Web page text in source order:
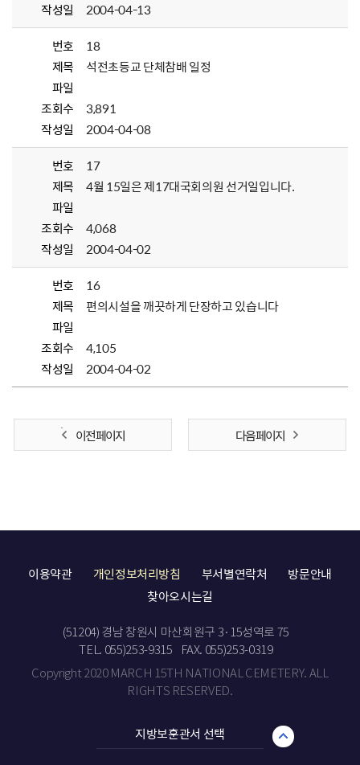
작성일
2004-04-13
번호
18
제목
석전초등교 단체참배 일정
파일
조회수
3,891
작성일
2004-04-08
번호
17
제목
4월 15일은 제17대국회의원 선거일입니다.
파일
조회수
4,068
작성일
2004-04-02
번호
16
제목
편의시설을 깨끗하게 단장하고 있습니다
파일
조회수
4,105
작성일
2004-04-02
이전 페이지 다음 페이지
이용약관 개인정보처리방침 부서별연락처
방문안내
찾아오시는길
(51204) 경남 창원시 마산회원구 3·15성역로 75
TEL. 055)253-9315
FAX. 055)253-0319
Copyright 2020 MARCH 15TH NATIONAL CEMETERY. ALL
RIGHTS RESERVED.
지방보훈관서 선택